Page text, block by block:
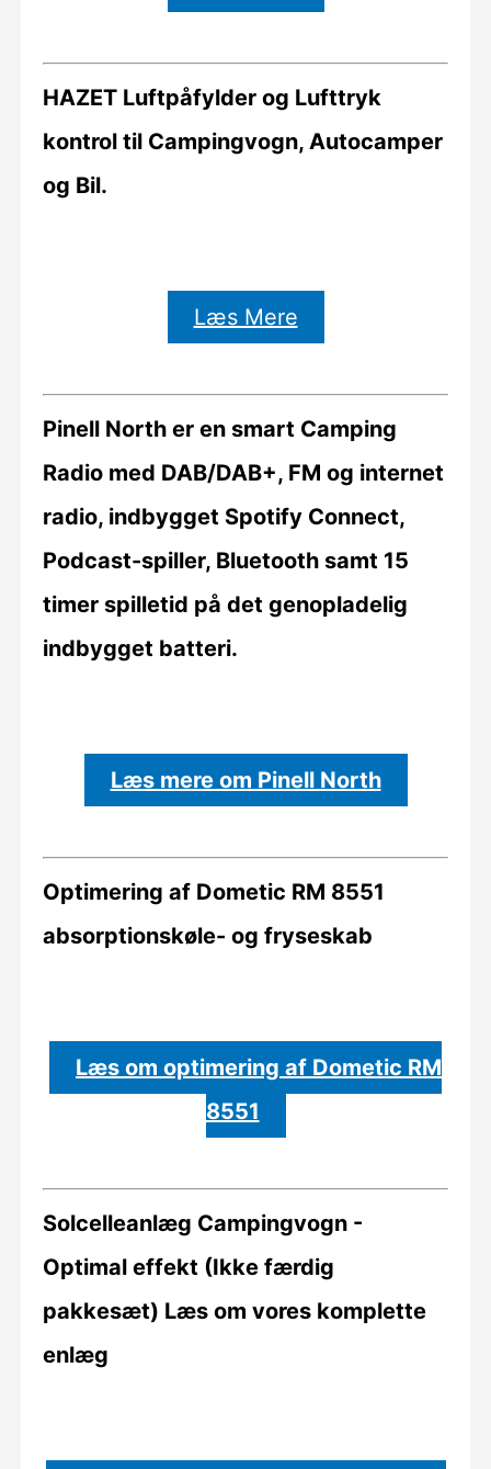
HAZET Luftpåfylder og Lufttryk
kontrol til Campingvogn, Autocamper
og Bil.
Læs Mere
Pinell North er en smart Camping
Radio med DAB/DAB+, FM og internet
radio, indbygget Spotify Connect,
Podcast-spiller, Bluetooth samt 15
timer spilletid på det genopladelig
indbygget batteri.
Læs mere om Pinell North
Optimering af Dometic RM 8551
absorptionskøle- og fryseskab
Læs om optimering af Dometic RM
8551
Solcelleanlæg Campingvogn -
Optimal effekt (Ikke færdig
pakkesæt) Læs om vores komplette
enlæg